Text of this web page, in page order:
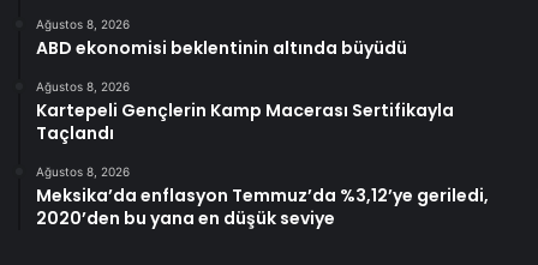
Ağustos 8, 2026
ABD ekonomisi beklentinin altında büyüdü
Ağustos 8, 2026
Kartepeli Gençlerin Kamp Macerası Sertifikayla
Taçlandı
Ağustos 8, 2026
Meksika’da enflasyon Temmuz’da %3,12’ye geriledi,
2020’den bu yana en düşük seviye